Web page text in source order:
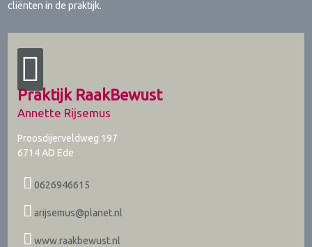
cliënten in de praktijk.
Praktijk RaakBewust
Annette Rijsemus
Proosdijerveldweg 197
6714 AD Ede
0626946615
arijsemus@planet.nl
www.raakbewust.nl